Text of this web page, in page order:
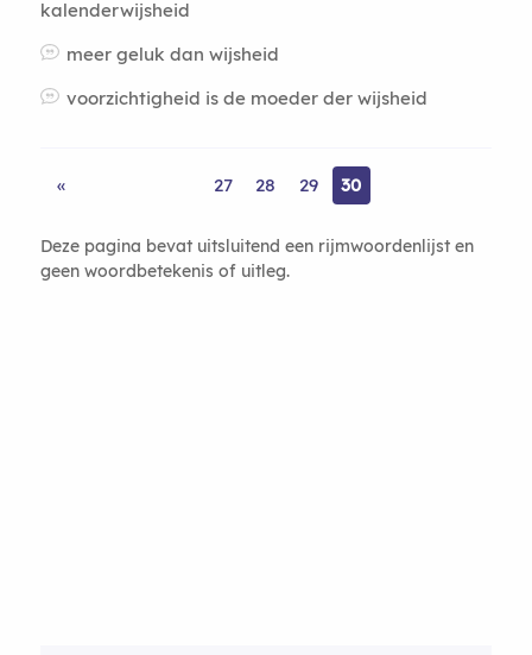
kalenderwijsheid
meer geluk dan wijsheid
voorzichtigheid is de moeder der wijsheid
« 27 28 29 30
Deze pagina bevat uitsluitend een rijmwoordenlijst en
geen woordbetekenis of uitleg.